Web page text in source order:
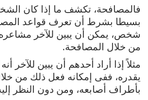
فالمصافحة، تكشف ما إذا كان
بسيطا بشرط أن تعرف قواعد
شخص، يمكن أن يبين للآخر مشاعره
من خلال المصافحة.
مثلاً إذا أراد أحدهم أن يبين للآخر
يقدره، ففى إمكانه فعل ذلك من
بأطراف أصابعه، ومن دون النظر